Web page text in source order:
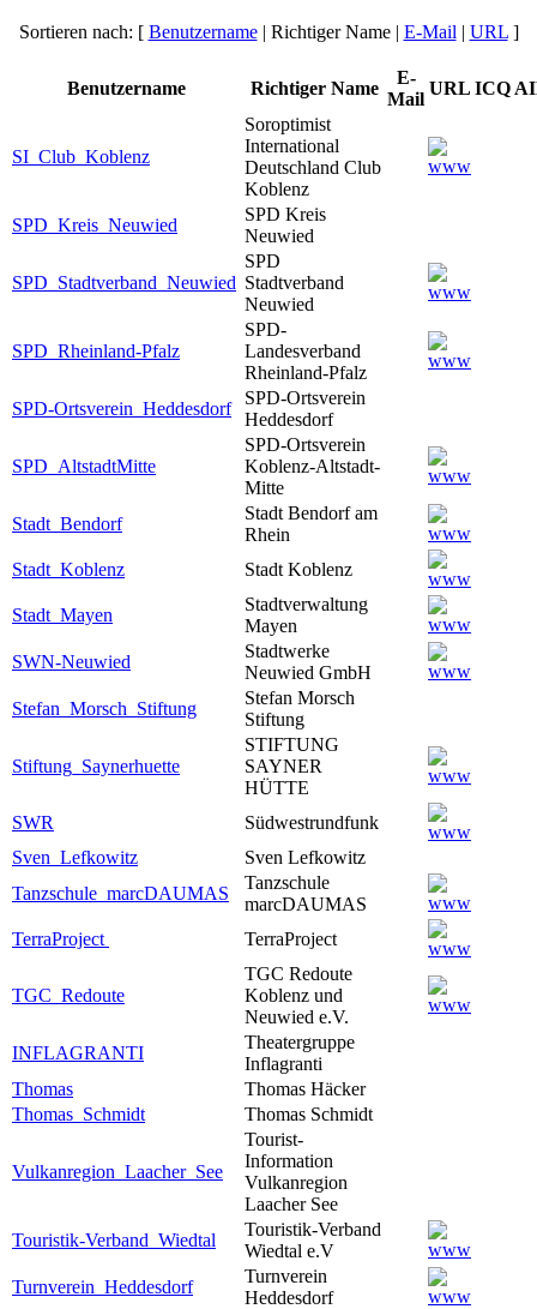
Sortieren nach: [ Benutzername| Richtiger Name | E-Mail | URL]
Benutzername Richtiger Name
E-
Mail
URL ICQ
SI_Club_Koblenz
Soroptimist
International
Deutschland Club
Koblenz
SPD_Kreis_Neuwied
SPD Kreis
Neuwied
SPD_Stadtverband_Neuwied
SPD
Stadtverband
Neuwied
SPD_Rheinland-Pfalz
SPD-
Landesverband
Rheinland-Pfalz
SPD-Ortsverein_Heddesdorf
SPD-Ortsverein
Heddesdorf
SPD_AltstadtMitte
SPD-Ortsverein
Koblenz-Altstadt-
Mitte
Stadt_Bendorf
Stadt Bendorf am
Rhein
Stadt_Koblenz
Stadt Koblenz
Stadt_Mayen
Stadtverwaltung
Mayen
SWN-Neuwied
Stadtwerke
Neuwied GmbH
Stefan_Morsch_Stiftung
Stefan Morsch
Stiftung
Stiftung_Saynerhuette
STIFTUNG
SAYNER
HÜTTE
SWR
Südwestrundfunk
Sven_Lefkowitz
Sven Lefkowitz
Tanzschule_marcDAUMAS
Tanzschule
marcDAUMAS
TerraProject
TerraProject
TGC_Redoute
TGC Redoute
Koblenz und
Neuwied e.V.
INFLAGRANTI
Theatergruppe
Inflagranti
Thomas
Thomas Häcker
Thomas_Schmidt
Thomas Schmidt
Vulkanregion_Laacher_See
Tourist-
Information
Vulkanregion
Laacher See
Touristik-Verband_Wiedtal
Touristik-Verband
Wiedtal e.V
Turnverein_Heddesdorf
Turnverein
Heddesdorf